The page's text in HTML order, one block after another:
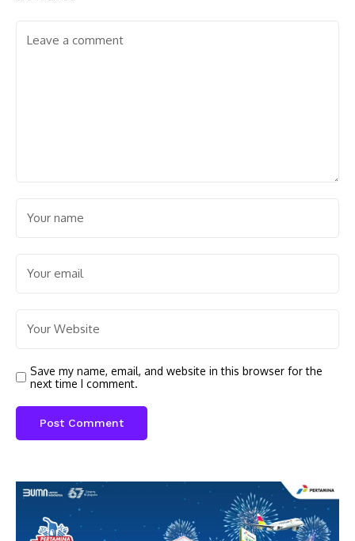
Save my name, email, and website in this browser for the
next time I comment.